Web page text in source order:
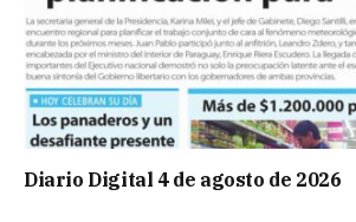
Diario Digital 4 de agosto de 2026